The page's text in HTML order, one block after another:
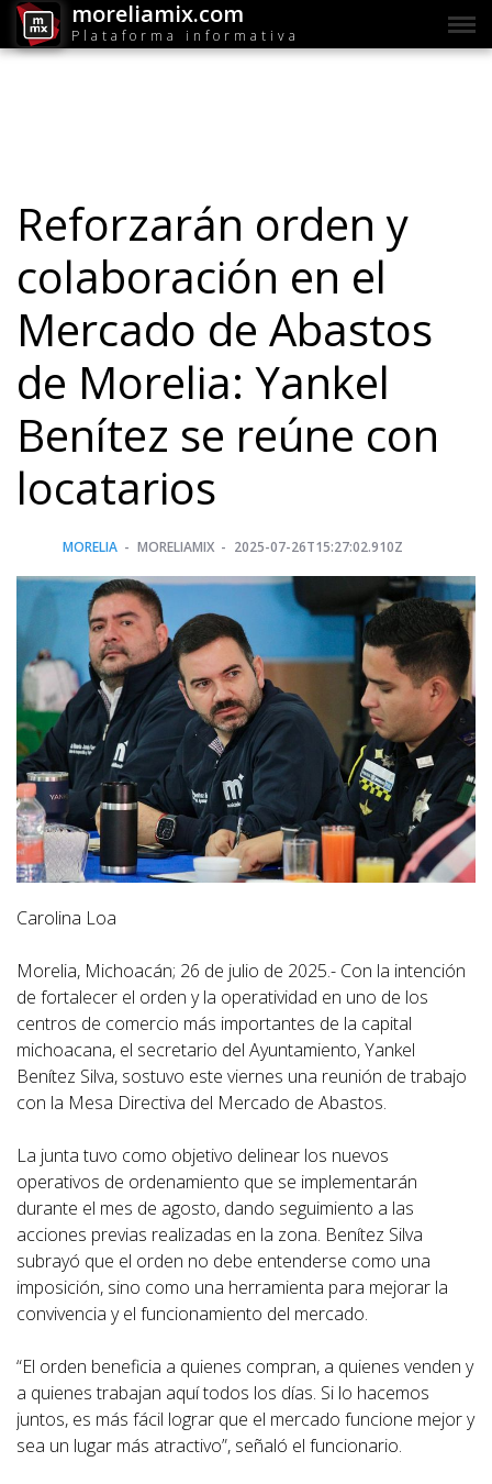
moreliamix.com
Plataforma informativa
Reforzarán orden y
colaboración en el
Mercado de Abastos
de Morelia: Yankel
Benítez se reúne con
locatarios
MORELIA MORELIAMIX 2025-07-26T15:27:02.910Z
Carolina Loa
Morelia, Michoacán; 26 de julio de 2025.- Con la intención
de fortalecer el orden y la operatividad en uno de los
centros de comercio más importantes de la capital
michoacana, el secretario del Ayuntamiento, Yankel
Benítez Silva, sostuvo este viernes una reunión de trabajo
con la Mesa Directiva del Mercado de Abastos.
La junta tuvo como objetivo delinear los nuevos
operativos de ordenamiento que se implementarán
durante el mes de agosto, dando seguimiento a las
acciones previas realizadas en la zona. Benítez Silva
subrayó que el orden no debe entenderse como una
imposición, sino como una herramienta para mejorar la
convivencia y el funcionamiento del mercado.
“El orden beneficia a quienes compran, a quienes venden y
a quienes trabajan aquí todos los días. Si lo hacemos
juntos, es más fácil lograr que el mercado funcione mejor y
sea un lugar más atractivo”, señaló el funcionario.